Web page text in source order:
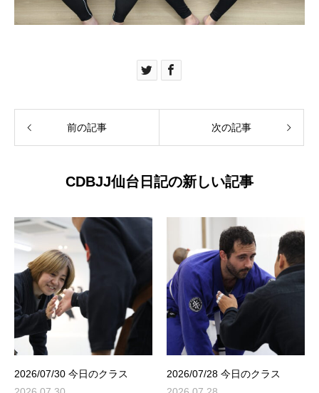
前の記事 次の記事
CDBJJ仙台日記の新しい記事
2026/07/30 今日のクラス
2026/07/28 今日のクラス